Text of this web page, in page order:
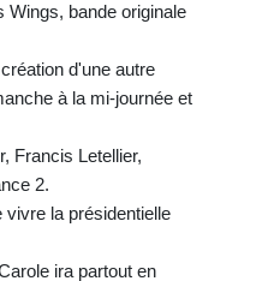
Wings, bande originale
d'une autre
à la mi-journée et
Francis Letellier,
2.
la présidentielle
ira partout en